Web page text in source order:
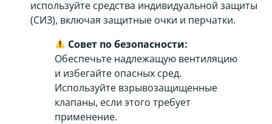
используйте средства индивидуальной защиты
(СИЗ), включая защитные очки и перчатки.
Совет по безопасности:
Обеспечьте надлежащую вентиляцию
и избегайте опасных сред.
Используйте взрывозащищенные
клапаны, если этого требует
применение.